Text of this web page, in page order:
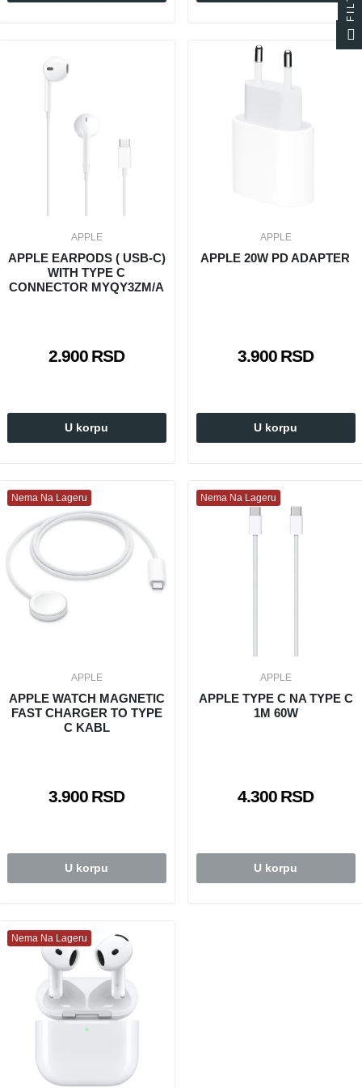
APPLE
APPLE EARPODS ( USB-C)
WITH TYPE C
CONNECTOR MYQY3ZM/A
2.900 RSD
U korpu
APPLE
APPLE 20W PD ADAPTER
3.900 RSD
U korpu
Nema Na Lageru
APPLE
APPLE WATCH MAGNETIC
FAST CHARGER TO TYPE
C KABL
3.900 RSD
U korpu
Nema Na Lageru
APPLE
APPLE TYPE C NA TYPE C
1M 60W
4.300 RSD
U korpu
Nema Na Lageru